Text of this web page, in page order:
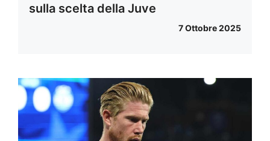
sulla scelta della Juve
7 Ottobre 2025